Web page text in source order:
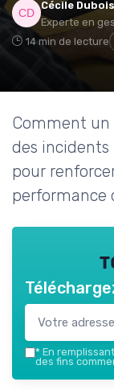
Cécile Dubois
Experte en
14 min de lecture
Comment un
des incidents
pour
performance
* En
des fins